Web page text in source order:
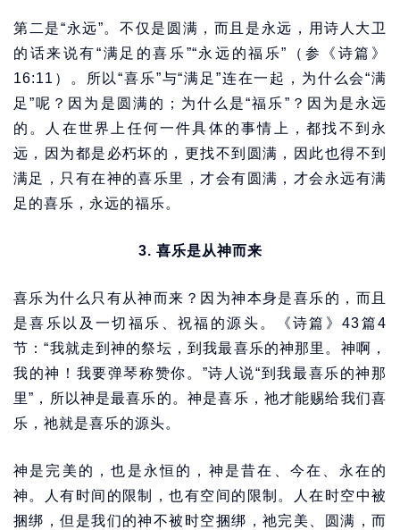
第二是“永远”。不仅是圆满，而且是永远，用诗人大卫
的话来说有“满足的喜乐”“永远的福乐”（参《诗篇》
16:11）。所以“喜乐”与“满足”连在一起，为什么会“满
足”呢？因为是圆满的；为什么是“福乐”？因为是永远
的。人在世界上任何一件具体的事情上，都找不到永
远，因为都是必朽坏的，更找不到圆满，因此也得不到
满足，只有在神的喜乐里，才会有圆满，才会永远有满
足的喜乐，永远的福乐。
3. 喜乐是从神而来
喜乐为什么只有从神而来？因为神本身是喜乐的，而且
是喜乐以及一切福乐、祝福的源头。《诗篇》43篇4
节：“我就走到神的祭坛，到我最喜乐的神那里。神啊，
我的神！我要弹琴称赞你。”诗人说“到我最喜乐的神那
里”，所以神是最喜乐的。神是喜乐，祂才能赐给我们喜
乐，祂就是喜乐的源头。
神是完美的，也是永恒的，神是昔在、今在、永在的
神。人有时间的限制，也有空间的限制。人在时空中被
捆绑，但是我们的神不被时空捆绑，祂完美、圆满，而